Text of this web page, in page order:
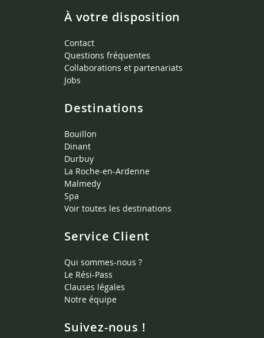
À votre disposition
Contact
Questions fréquentes
Collaborations et partenariats
Jobs
Destinations
Bouillon
Dinant
Durbuy
La Roche-en-Ardenne
Malmedy
Spa
Voir toutes les destinations
Service Client
Qui sommes-nous ?
Le Rési-Pass
Clauses légales
Notre équipe
Suivez-nous !